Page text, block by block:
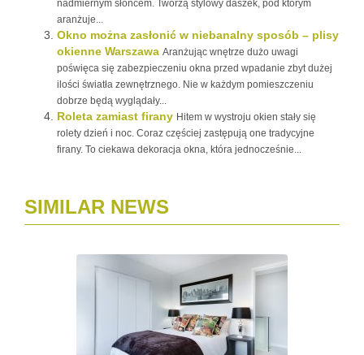
nadmiernym słońcem. Tworzą stylowy daszek, pod którym
aranżuje...
Okno można zasłonić w niebanalny sposób – plisy
okienne Warszawa Aranżując wnętrze dużo uwagi
poświęca się zabezpieczeniu okna przed wpadanie zbyt dużej
ilości światła zewnętrznego. Nie w każdym pomieszczeniu
dobrze będą wyglądały...
Roleta zamiast firany Hitem w wystroju okien stały się
rolety dzień i noc. Coraz częściej zastępują one tradycyjne
firany. To ciekawa dekoracja okna, która jednocześnie...
SIMILAR NEWS